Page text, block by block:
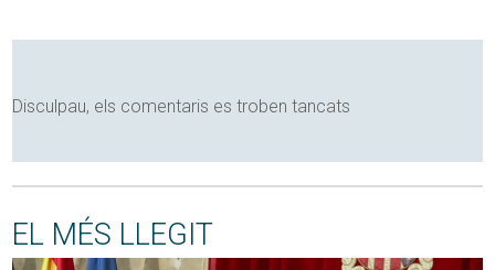
Disculpau, els comentaris es troben tancats
EL MÉS LLEGIT